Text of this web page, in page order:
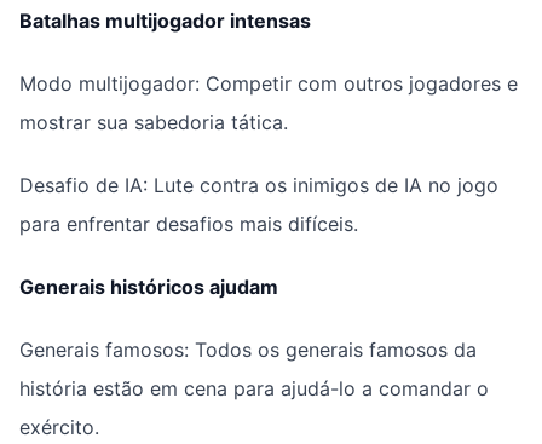
Batalhas multijogador intensas
Modo multijogador: Competir com outros jogadores e
mostrar sua sabedoria tática.
Desafio de IA: Lute contra os inimigos de IA no jogo
para enfrentar desafios mais difíceis.
Generais históricos ajudam
Generais famosos: Todos os generais famosos da
história estão em cena para ajudá-lo a comandar o
exército.